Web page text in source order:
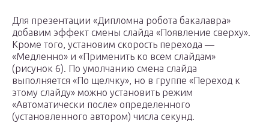
Для презентации «Дипломна робота бакалавра»
добавим эффект смены слайда «Появление сверху».
Кроме того, установим скорость перехода —
«Медленно» и «Применить ко всем слайдам»
(рисунок 6). По умолчанию смена слайда
выполняется «По щелчку», но в группе «Переход к
этому слайду» можно установить режим
«Автоматически после» определенного
(установленного автором) числа секунд.